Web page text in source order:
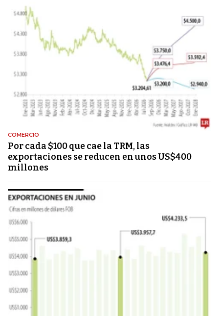
COMERCIO
Por cada $100 que cae la TRM, las
exportaciones se reducen en unos US$400
millones